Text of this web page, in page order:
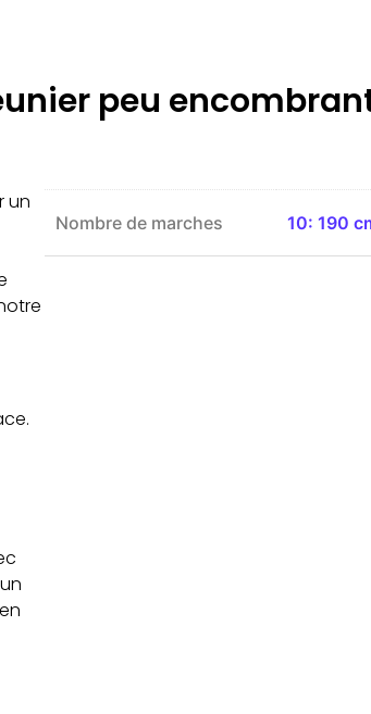
peu
un
Nombre de marches 10: 190